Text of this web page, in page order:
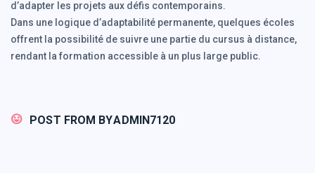
d’adapter les projets aux défis contemporains.
Dans une logique d’adaptabilité permanente, quelques écoles
offrent la possibilité de suivre une partie du cursus à distance,
rendant la formation accessible à un plus large public.
POST FROM BYADMIN7120